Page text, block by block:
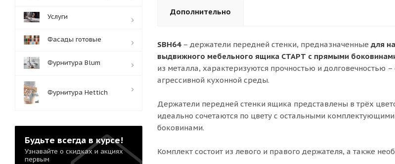
Дополнительно
SBH64– держатели передней стенки, предназначенные для
выдвижного мебельного ящика СТАРТ с прямыми
из металла, характеризуются прочностью и долговечностью
агрессивной кухонной среды.
Держатели передней стенки ящика представлены в трёх
идеально сочетаются по цвету с остальными
боковинами.
Комплект состоит из левого и правого держателя, а также
Услуги
Фасады готовые
Фурнитура Blum
Фурнитура Hettich
Будьте всегда в курсе!
Узнавайте о скидках и акциях
первым